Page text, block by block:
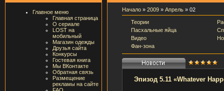
Главное меню
Главная страница
О сериале
LOST на
мобильный
Магазин одежды
Друзья сайта
Конкурсы
Гостевая книга
Мы ВКонтакте
Обратная связь
Размещение
рекламы на сайте
Начало » 2009 » Апрель » 02
Теории
Пасхальные яйца
Видео
Фан-зона
Эпизод 5.11 «Whatever